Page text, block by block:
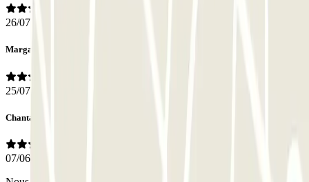
26/07/2026
Margarete
25/07/2026
Chantal
07/06/2026